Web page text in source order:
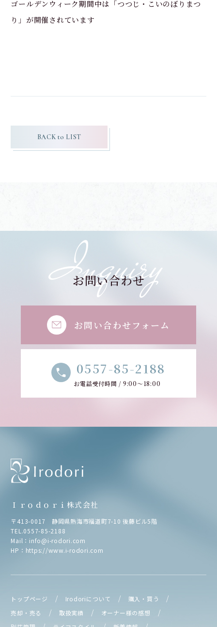
ゴールデンウィーク期間中は「つつじ・こいのぼりまつ
り」が開催されています
BACK to LIST
お問い合わせ
Inquiry
お問い合わせフォーム
0557-85-2188
お電話受付時間 / 9:00～18:00
Ｉｒｏｄｏｒｉ株式会社
〒413-0017 静岡県熱海市福道町7-10 後藤ビル5階
TEL.0557-85-2188
Mail： info@i-rodori.com
HP： https://www.i-rodori.com
トップページ Irodoriについて
購入・買う
売却・売る
取扱実績
オーナー様の感想